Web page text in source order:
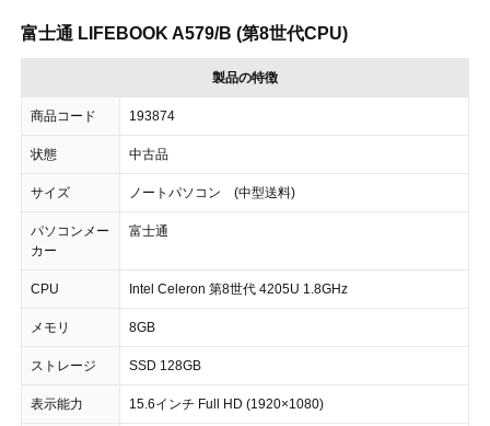
富士通 LIFEBOOK A579/B (第8世代CPU)
製品の特徴
商品コード 193874
状態 中古品
サイズ ノートパソコン (中型送料)
パソコンメー
カー
富士通
CPU Intel Celeron 第8世代 4205U 1.8GHz
メモリ 8GB
ストレージ SSD 128GB
表示能力 15.6インチ Full HD (1920×1080)